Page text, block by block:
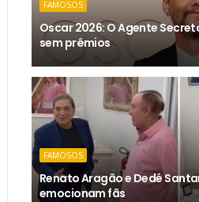
FAMOSOS
Oscar 2026: O Agente
sem prêmios
FAMOSOS
Renato Aragão e Dedé
emocionam fãs